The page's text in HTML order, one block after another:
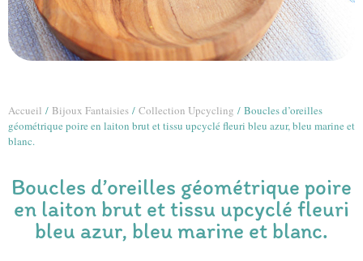
Accueil / Bijoux Fantaisies / Collection Upcycling / Boucles d’oreilles
géométrique poire en laiton brut et tissu upcyclé fleuri bleu azur, bleu marine et
blanc.
Boucles d’oreilles géométrique poire
en laiton brut et tissu upcyclé fleuri
bleu azur, bleu marine et blanc.